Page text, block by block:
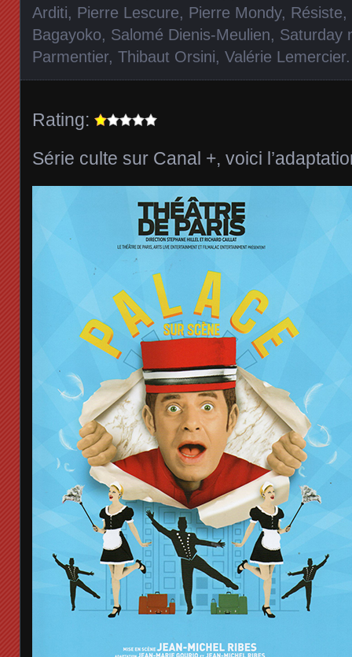
Arditi, Pierre Lescure, Pierre Mondy, Résiste,
Bagayoko, Salomé Dienis-Meulien, Saturday
Parmentier, Thibaut Orsini, Valérie Lemercier
Rating:
Série culte sur Canal +, voici